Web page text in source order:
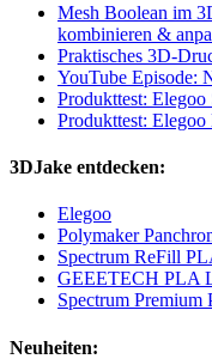
Mesh Boolean im
kombinieren &
Praktisches 3D-
YouTube Episode:
Produkttest: Elegoo
Produkttest:
3DJake entdecken:
Elegoo
Polymaker
Spectrum ReFill
GEEETECH PLA
Spectrum
Neuheiten: